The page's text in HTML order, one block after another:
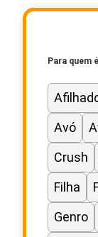
Para quem
Avó
Crush
Filha
Genro